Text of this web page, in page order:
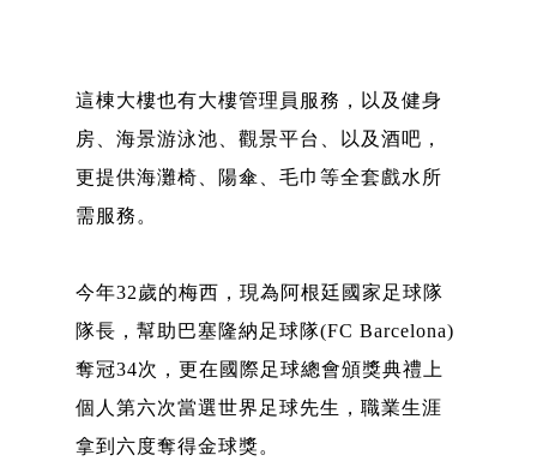
這棟大樓也有大樓管理員服務，以及健身
房、海景游泳池、觀景平台、以及酒吧，
更提供海灘椅、陽傘、毛巾等全套戲水所
需服務。
今年32歲的梅西，現為阿根廷國家足球隊
隊長，幫助巴塞隆納足球隊(FC Barcelona)
奪冠34次，更在國際足球總會頒獎典禮上
個人第六次當選世界足球先生，職業生涯
拿到六度奪得金球獎。